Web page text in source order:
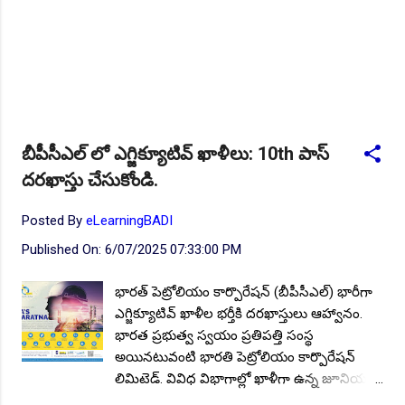
బీపీసీఎల్ లో ఎగ్జిక్యూటివ్ ఖాళీలు: 10th పాస్
దరఖాస్తు చేసుకోండి.
Posted By eLearningBADI
Published On: 6/07/2025 07:33:00 PM
భారత్ పెట్రోలియం కార్పొరేషన్ (బీపీసీఎల్) భారీగా
ఎగ్జిక్యూటివ్ ఖాళీల భర్తీకి దరఖాస్తులు ఆహ్వానం.
భారత ప్రభుత్వ స్వయం ప్రతిపత్తి సంస్థ
అయినటువంటి భారతి పెట్రోలియం కార్పొరేషన్
లిమిటెడ్. వివిధ విభాగాల్లో ఖాళీగా ఉన్న జూనియర్